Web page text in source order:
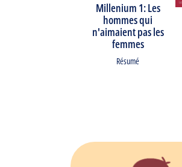
Millenium 1: Les
hommes qui
n'aimaient pas les
femmes
Résumé